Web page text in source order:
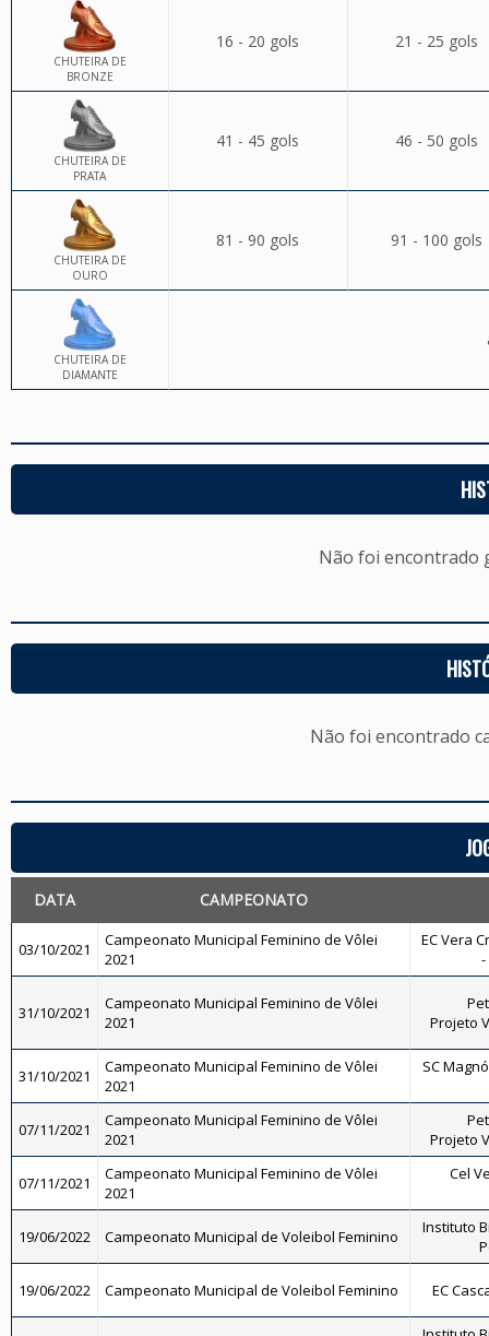
CHUTEIRA DE
BRONZE
16 - 20 gols 21 - 25 gols
CHUTEIRA DE
PRATA
41 - 45 gols 46 - 50 gols
CHUTEIRA DE
OURO
81 - 90 gols 91 - 100 gols
CHUTEIRA DE
DIAMANTE
Não foi encontrado
Não foi encontrado
DATA CAMPEONATO
03/10/2021
Campeonato Municipal Feminino de Vôlei
2021
EC Vera
31/10/2021
Campeonato Municipal Feminino de Vôlei
2021
Projeto
31/10/2021
Campeonato Municipal Feminino de Vôlei
2021
SC
07/11/2021
Campeonato Municipal Feminino de Vôlei
2021
Projeto
07/11/2021
Campeonato Municipal Feminino de Vôlei
2021
Cel
19/06/2022 Campeonato Municipal de Voleibol Feminino
Instituto
19/06/2022 Campeonato Municipal de Voleibol Feminino EC